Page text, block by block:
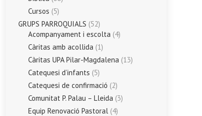
Cursos (5)
GRUPS PARROQUIALS (52)
Acompanyament i escolta (4)
Càritas amb acollida (1)
Càritas UPA Pilar-Magdalena (13)
Catequesi d’infants (5)
Catequesi de confirmació (2)
Comunitat P. Palau – Lleida (3)
Equip Renovació Pastoral (4)